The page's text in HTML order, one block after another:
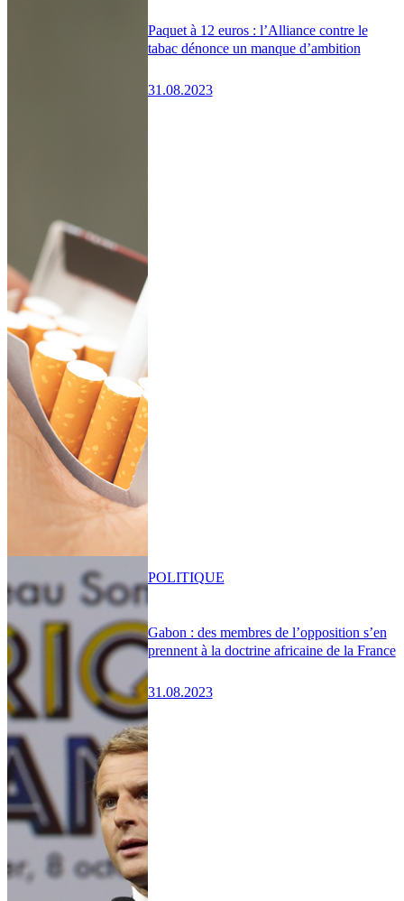
Paquet à 12 euros : l’Alliance contre le
tabac dénonce un manque d’ambition
31.08.2023
Gabon : des membres de l’opposition s’en
prennent à la doctrine africaine de la France
31.08.2023
POLITIQUE